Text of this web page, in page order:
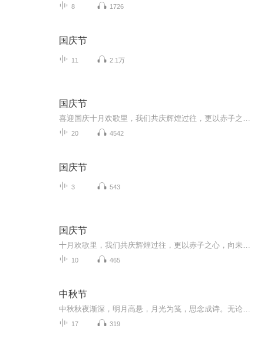
8 1726
国庆节
11 2.1万
国庆节
20 4542
国庆节
3 543
国庆节
10 465
中秋节
17 319